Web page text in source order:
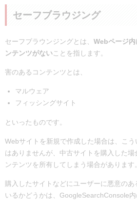
セーフブラウジング
セーフブラウンジングとは、 Webページ内
ンテンツがないことを指します。
害のあるコンテンツとは、
マルウェア
フィッシングサイト
といったものです。
Webサイトを新規で作成した場合は、こ
はありませんが、中古サイトを購入した場
ンテンツを所有してしまう場合があります。
購入したサイトなどにユーザーに悪意の
いるかどうかは、GoogleSearchConsole内